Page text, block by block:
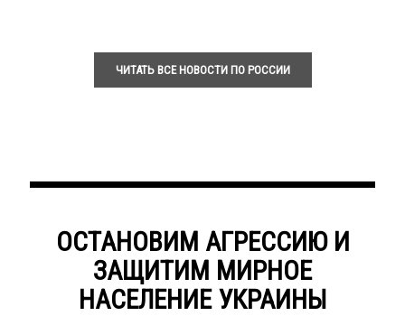
ЧИТАТЬ ВСЕ НОВОСТИ ПО РОССИИ
ОСТАНОВИМ АГРЕССИЮ И
ЗАЩИТИМ МИРНОЕ
НАСЕЛЕНИЕ УКРАИНЫ